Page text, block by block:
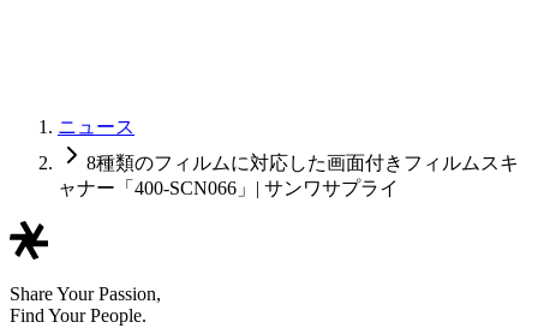
ニュース
8種類のフィルムに対応した画面付きフィルムスキ
ャナー「400-SCN066」| サンワサプライ
Share Your Passion,
Find Your People.